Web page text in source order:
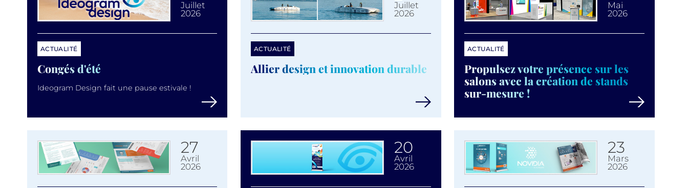
juillet
2026
ACTUALITÉ
Congés d'été
Ideogram Design fait une pause estivale !
juillet
2026
ACTUALITÉ
Allier design et innovation durable
mai
2026
ACTUALITÉ
Propulsez votre présence sur les
salons avec la création de stands
sur-mesure !
27
avril
2026
20
avril
2026
23
mars
2026